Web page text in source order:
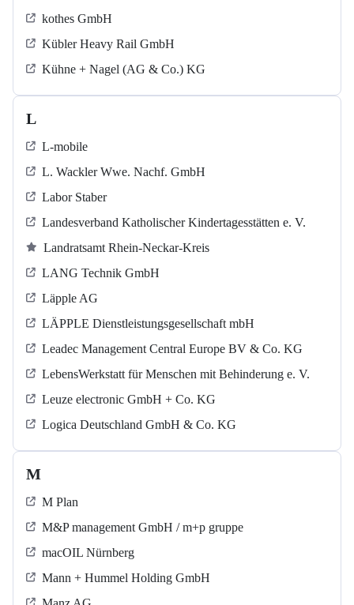
kothes GmbH
Kübler Heavy Rail GmbH
Kühne + Nagel (AG & Co.) KG
L
L-mobile
L. Wackler Wwe. Nachf. GmbH
Labor Staber
Landesverband Katholischer Kindertagesstätten e. V.
Landratsamt Rhein-Neckar-Kreis
LANG Technik GmbH
Läpple AG
LÄPPLE Dienstleistungsgesellschaft mbH
Leadec Management Central Europe BV & Co. KG
LebensWerkstatt für Menschen mit Behinderung e. V.
Leuze electronic GmbH + Co. KG
Logica Deutschland GmbH & Co. KG
M
M Plan
M&P management GmbH / m+p gruppe
macOIL Nürnberg
Mann + Hummel Holding GmbH